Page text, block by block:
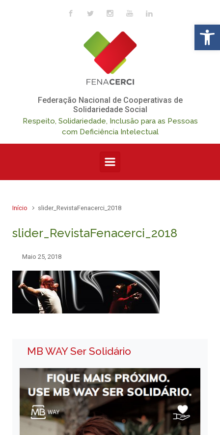
Skip to main content
Federação Nacional de Cooperativas de
Solidariedade Social
Respeito, Solidariedade, Inclusão para as Pessoas
com Deficiência Intelectual
Início slider_RevistaFenacerci_2018
slider_RevistaFenacerci_2018
Maio 25, 2018
MB WAY Ser Solidário